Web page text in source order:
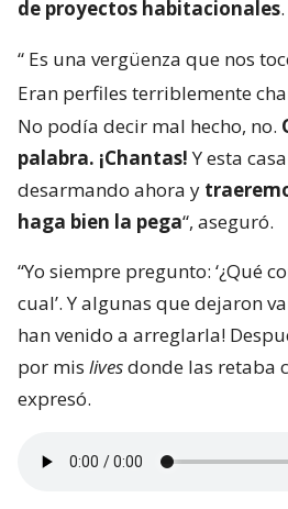
de proyectos habitacionales.
“ Es una vergüenza que nos
Eran perfiles terriblemente
No podía decir mal hecho, no.
palabra. ¡Chantas!Y esta
desarmando ahora y
haga bien la pega“, aseguró.
“Yo siempre pregunto: ‘¿Qué
cual’. Y algunas que dejaron
han venido a arreglarla!
por mis livesdonde las retaba
expresó.